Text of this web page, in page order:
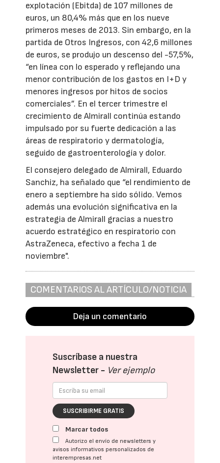
explotación (Ebitda) de 107 millones de
euros, un 80,4% más que en los nueve
primeros meses de 2013. Sin embargo, en la
partida de Otros Ingresos, con 42,6 millones
de euros, se produjo un descenso del -57,5%,
“en línea con lo esperado y reflejando una
menor contribución de los gastos en I+D y
menores ingresos por hitos de socios
comerciales”. En el tercer trimestre el
crecimiento de Almirall continúa estando
impulsado por su fuerte dedicación a las
áreas de respiratorio y dermatología,
seguido de gastroenterología y dolor.
El consejero delegado de Almirall, Eduardo
Sanchiz, ha señalado que “el rendimiento de
enero a septiembre ha sido sólido. Vemos
además una evolución significativa en la
estrategia de Almirall gracias a nuestro
acuerdo estratégico en respiratorio con
AstraZeneca, efectivo a fecha 1 de
noviembre".
COMENTARIOS AL ARTÍCULO/NOTICIA
Deja un comentario
Suscríbase a nuestra
Newsletter - Ver ejemplo
SUSCRIBIRME GRATIS
Marcar todos
Autorizo el envío de newsletters y
avisos informativos personalizados de
interempresas.net